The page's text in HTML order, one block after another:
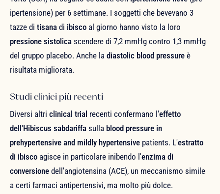
ipertensione) per 6 settimane. I soggetti che bevevano 3
tazze di tisana di ibisco al giorno hanno visto la loro
pressione sistolica scendere di 7,2 mmHg contro 1,3 mmHg
del gruppo placebo. Anche la diastolic blood pressure è
risultata migliorata.
Studi clinici più recenti
Diversi altri clinical trial recenti confermano l'effetto
dell'Hibiscus sabdariffa sulla blood pressure in
prehypertensive and mildly hypertensive patients. L'estratto
di ibisco agisce in particolare inibendo l'enzima di
conversione dell'angiotensina (ACE), un meccanismo simile
a certi farmaci antipertensivi, ma molto più dolce.